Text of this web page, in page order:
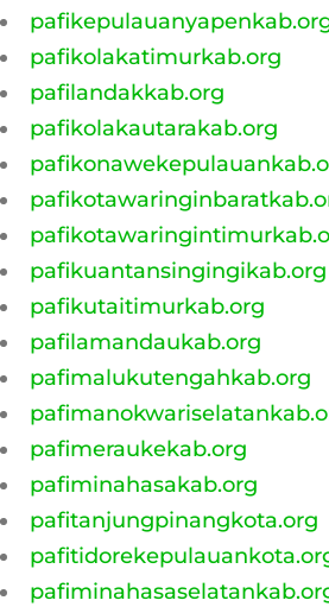
pafikolakatimurkab.org
pafilandakkab.org
pafikolakautarakab.org
pafikuantansingingikab.org
pafikutaitimurkab.org
pafilamandaukab.org
pafimalukutengahkab.org
pafimeraukekab.org
pafiminahasakab.org
pafitanjungpinangkota.org